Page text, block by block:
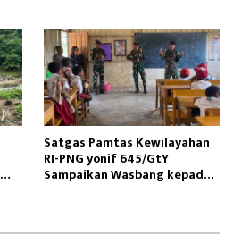
Satgas Pamtas Kewilayahan
RI-PNG yonif 645/GtY
Sampaikan Wasbang kepada